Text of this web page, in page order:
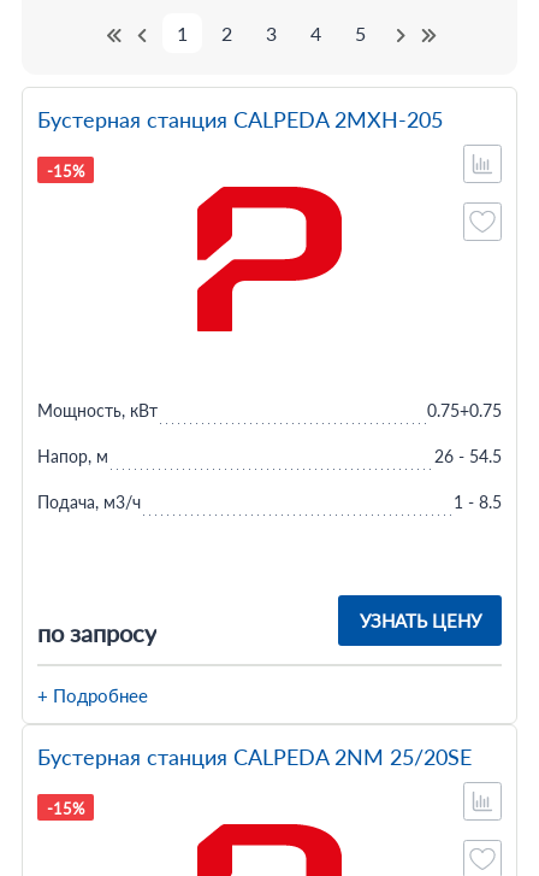
1
2 3 4 5
Бустерная станция CALPEDA 2MXH-205
-15%
по запросу УЗНАТЬ ЦЕНУ
Мощность, кВт 0.75+0.75
Напор, м 26 - 54.5
Подача, м3/ч 1 - 8.5
+ Подробнее
Бустерная станция CALPEDA 2NM 25/20SE
-15%